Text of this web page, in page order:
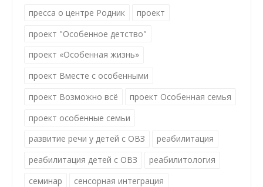
пресса о центре Родник
проект
проект "Особенное детство"
проект «Особенная жизнь»
проект Вместе с особенными
проект Возможно всё
проект Особенная семья
проект особенные семьи
развитие речи у детей с ОВЗ
реабилитация
реабилитация детей с ОВЗ
реабилитология
семинар
сенсорная интеграция